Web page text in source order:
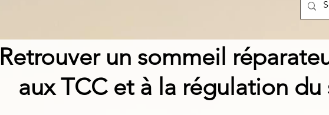
Retrouver un sommeil
aux TCC et à la régulation du